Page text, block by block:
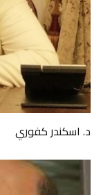
د. اسكندر كفوري